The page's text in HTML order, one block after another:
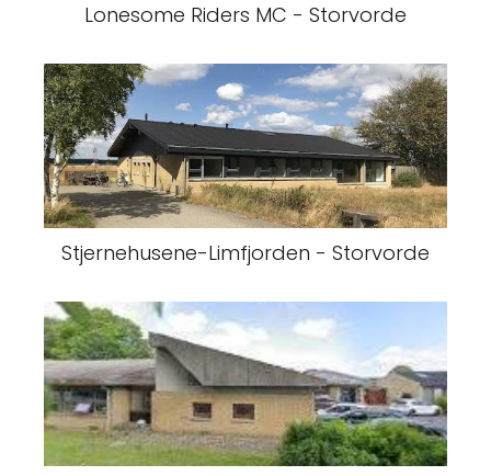
Lonesome Riders MC - Storvorde
Stjernehusene-Limfjorden - Storvorde